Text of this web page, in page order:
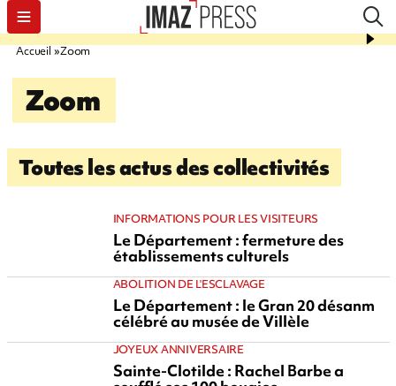
Accueil Zoom
Zoom
Toutes les actus des collectivités
INFORMATIONS POUR LES VISITEURS
Le Département : fermeture des
établissements culturels
ABOLITION DE L'ESCLAVAGE
Le Département : le Gran 20 désanm
célébré au musée de Villèle
JOYEUX ANNIVERSAIRE
Sainte-Clotilde : Rachel Barbe a